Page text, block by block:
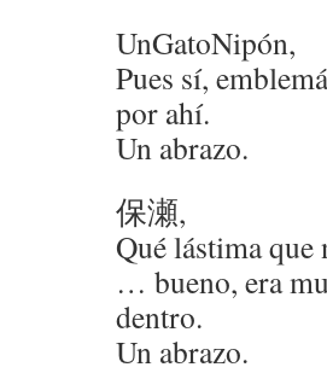
UnGatoNipón,
Pues sí,
por ahí.
Un abrazo.
保瀬,
Qué lástima que
… bueno, era
dentro.
Un abrazo.